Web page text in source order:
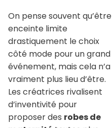
On pense souvent qu’être
enceinte limite
drastiquement le choix
côté mode pour un grand
événement, mais cela n’a
vraiment plus lieu d’être.
Les créatrices rivalisent
d’inventivité pour
proposer des robes de